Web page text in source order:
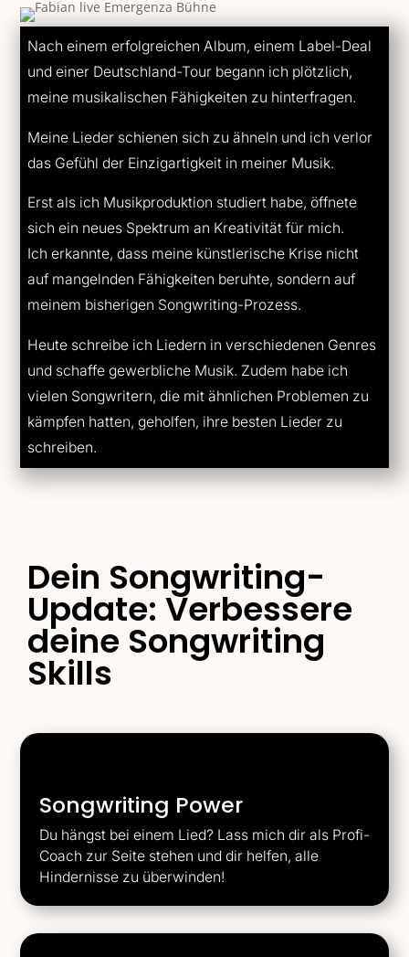
Nach einem erfolgreichen Album, einem Label-Deal
und einer Deutschland-Tour begann ich plötzlich,
meine musikalischen Fähigkeiten zu hinterfragen.
Meine Lieder schienen sich zu ähneln und ich verlor
das Gefühl der Einzigartigkeit in meiner Musik.
Erst als ich Musikproduktion studiert habe, öffnete
sich ein neues Spektrum an Kreativität für mich.
Ich erkannte, dass meine künstlerische Krise nicht
auf mangelnden Fähigkeiten beruhte, sondern auf
meinem bisherigen Songwriting-Prozess.
Heute schreibe ich Liedern in verschiedenen Genres
und schaffe gewerbliche Musik. Zudem habe ich
vielen Songwritern, die mit ähnlichen Problemen zu
kämpfen hatten, geholfen, ihre besten Lieder zu
schreiben.
Dein Songwriting-
Update: Verbessere
deine Songwriting
Skills
Songwriting Power
Du hängst bei einem Lied? Lass mich dir als Profi-
Coach zur Seite stehen und dir helfen, alle
Hindernisse zu überwinden!